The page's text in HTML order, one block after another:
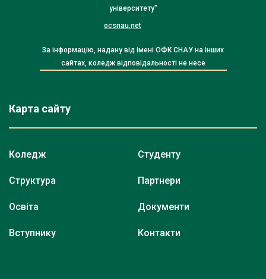
університету"
ocsnau.net
За інформацію, надану від імені ОФК СНАУ на інших
сайтах, коледж відповідальності не несе
Карта сайту
Коледж
Структура
Освіта
Вступнику
Студенту
Партнери
Документи
Контакти